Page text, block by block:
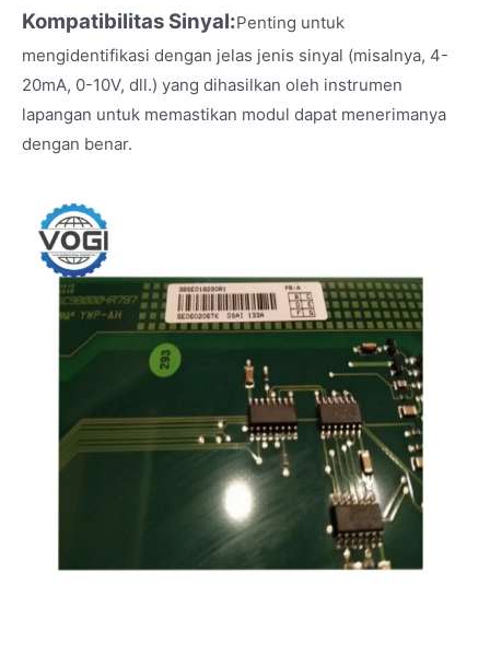
Kompatibilitas Sinyal:Penting untuk
mengidentifikasi dengan jelas jenis sinyal (misalnya, 4-
20mA, 0-10V, dll.) yang dihasilkan oleh instrumen
lapangan untuk memastikan modul dapat menerimanya
dengan benar.